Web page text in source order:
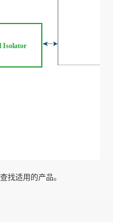
Isolator
找适用的产品。